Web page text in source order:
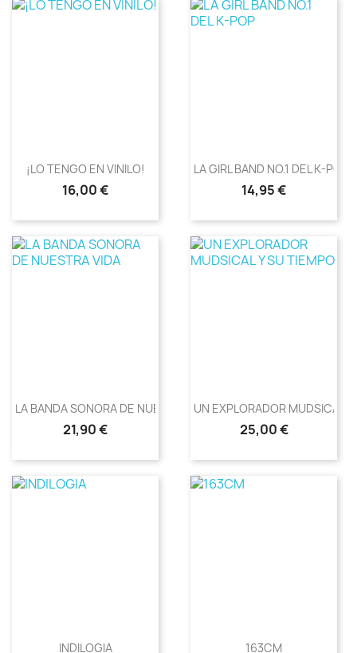
¡LO TENGO EN VINILO!
Precio
16,00 €
LA GIRL BAND NO.1 DEL K-POP
Precio
14,95 €
LA BANDA SONORA DE NUESTRA...
Precio
21,90 €
UN EXPLORADOR MUDSICAL Y
Precio
25,00 €
INDILOGIA 163CM